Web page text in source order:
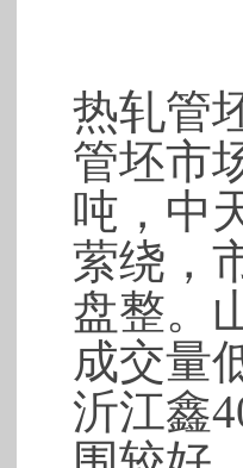
热轧管
管坯市
吨，中
萦绕，
盘整。
成交量
沂江鑫